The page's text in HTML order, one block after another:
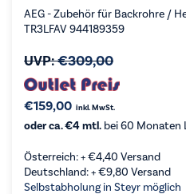
AEG - Zubehör für Backrohre /
TR3LFAV 944189359
UVP:€309,00
€159,00 inkl. MwSt.
oder ca. €4 mtl. bei 60 Monaten
Österreich: +€4,40 Versand
Deutschland: +€9,80 Versand
Selbstabholung in Steyr möglich